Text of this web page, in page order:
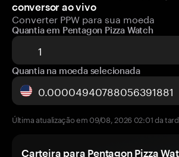
conversor ao vivo
Converter PPW para sua moeda
Quantia em Pentagon Pizza Watch
Quantia na moeda selecionada
Última atualização em 09/08, 2026 02:01 da
Carteira para Pentagon Pizza